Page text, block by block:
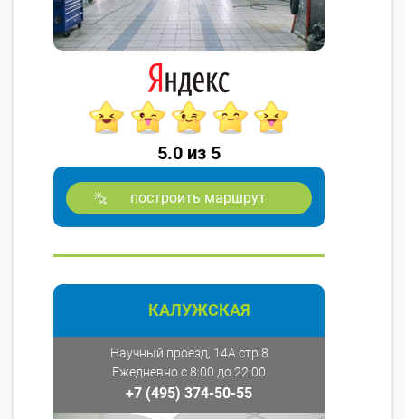
5.0 из 5
построить маршрут
КАЛУЖСКАЯ
Научный проезд, 14А стр.8
Ежедневно с 8:00 до 22:00
+7 (495) 374-50-55